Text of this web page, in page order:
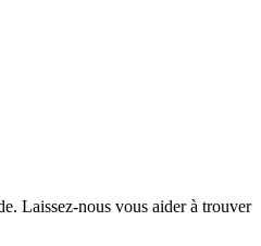
Laissez-nous vous aider à trouver